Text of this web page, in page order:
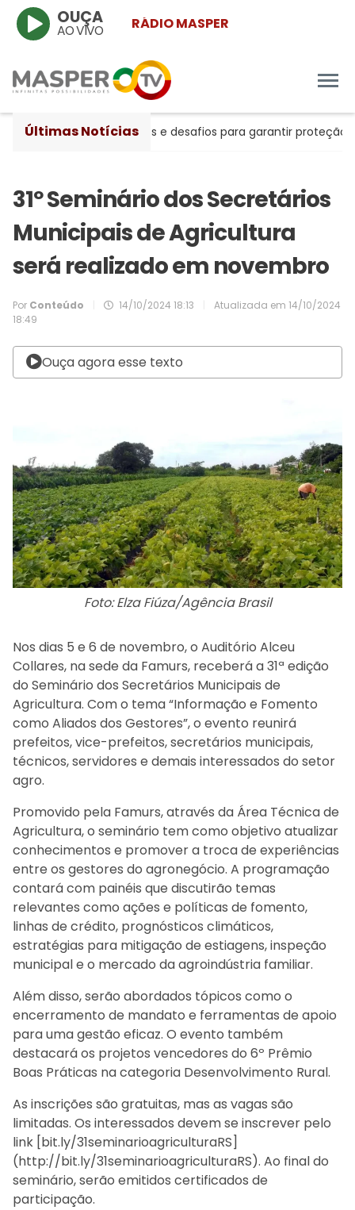
RÁDIO MASPER
OUÇA
AO VIVO
Últimas Notícias
avanços históricos e desafios para garantir proteção às
31º Seminário dos Secretários
Municipais de Agricultura
será realizado em novembro
Por Conteúdo 14/10/2024 18:13 Atualizada em 14/10/2024
18:49
Ouça agora esse texto
Foto: Elza Fiúza/Agência Brasil
Nos dias 5 e 6 de novembro, o Auditório Alceu
Collares, na sede da Famurs, receberá a 31ª edição
do Seminário dos Secretários Municipais de
Agricultura. Com o tema “Informação e Fomento
como Aliados dos Gestores”, o evento reunirá
prefeitos, vice-prefeitos, secretários municipais,
técnicos, servidores e demais interessados do setor
agro.
Promovido pela Famurs, através da Área Técnica de
Agricultura, o seminário tem como objetivo atualizar
conhecimentos e promover a troca de experiências
entre os gestores do agronegócio. A programação
contará com painéis que discutirão temas
relevantes como ações e políticas de fomento,
linhas de crédito, prognósticos climáticos,
estratégias para mitigação de estiagens, inspeção
municipal e o mercado da agroindústria familiar.
Além disso, serão abordados tópicos como o
encerramento de mandato e ferramentas de apoio
para uma gestão eficaz. O evento também
destacará os projetos vencedores do 6º Prêmio
Boas Práticas na categoria Desenvolvimento Rural.
As inscrições são gratuitas, mas as vagas são
limitadas. Os interessados devem se inscrever pelo
link [bit.ly/31seminarioagriculturaRS]
(http://bit.ly/31seminarioagriculturaRS). Ao final do
seminário, serão emitidos certificados de
participação.